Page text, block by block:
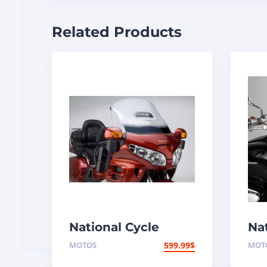
Related Products
National Cycle
Pare-brise
aéroacoustique
MOTOS 599.99$